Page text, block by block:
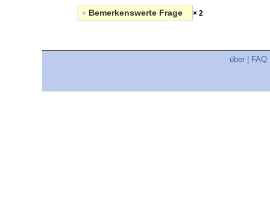
● Bemerkenswerte Frage × 2
über FAQ